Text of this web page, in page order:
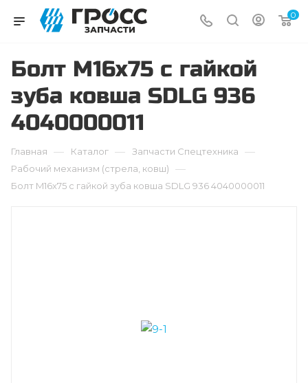
0
Болт M16x75 с гайкой
зуба ковша SDLG 936
4040000011
Главная — Каталог — Запчасти Cпецтехника —
Рабочий механизм (стрела, ковш) —
Болт M16x75 с гайкой зуба ковша SDLG 936 4040000011